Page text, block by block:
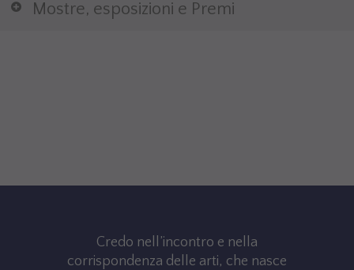
Mostre, esposizioni e Premi
Credo nell’incontro e nella
corrispondenza delle arti, che nasce